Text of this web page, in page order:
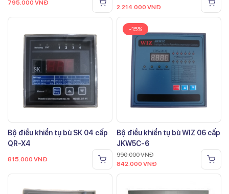
795.000 VNĐ
2.214.000 VNĐ
Bộ điều khiển tụ bù SK 04 cấp
QR-X4
815.000 VNĐ
-15%
Bộ điều khiển tụ bù WIZ 06 cấp
JKW5C-6
990.000VNĐ
842.000 VNĐ